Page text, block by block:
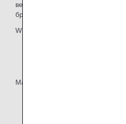
веб-сайту ANA используйте один
браузеров.
Windows (кроме Windows RT):
Mac: